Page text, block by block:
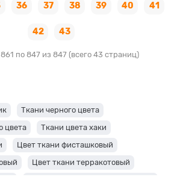
36 37 38 39 40 41
42 43
по 847 из 847 (всего 43 страниц)
Ткани черного цвета
цвета
Ткани цвета хаки
Цвет ткани фисташковый
Цвет ткани терракотовый